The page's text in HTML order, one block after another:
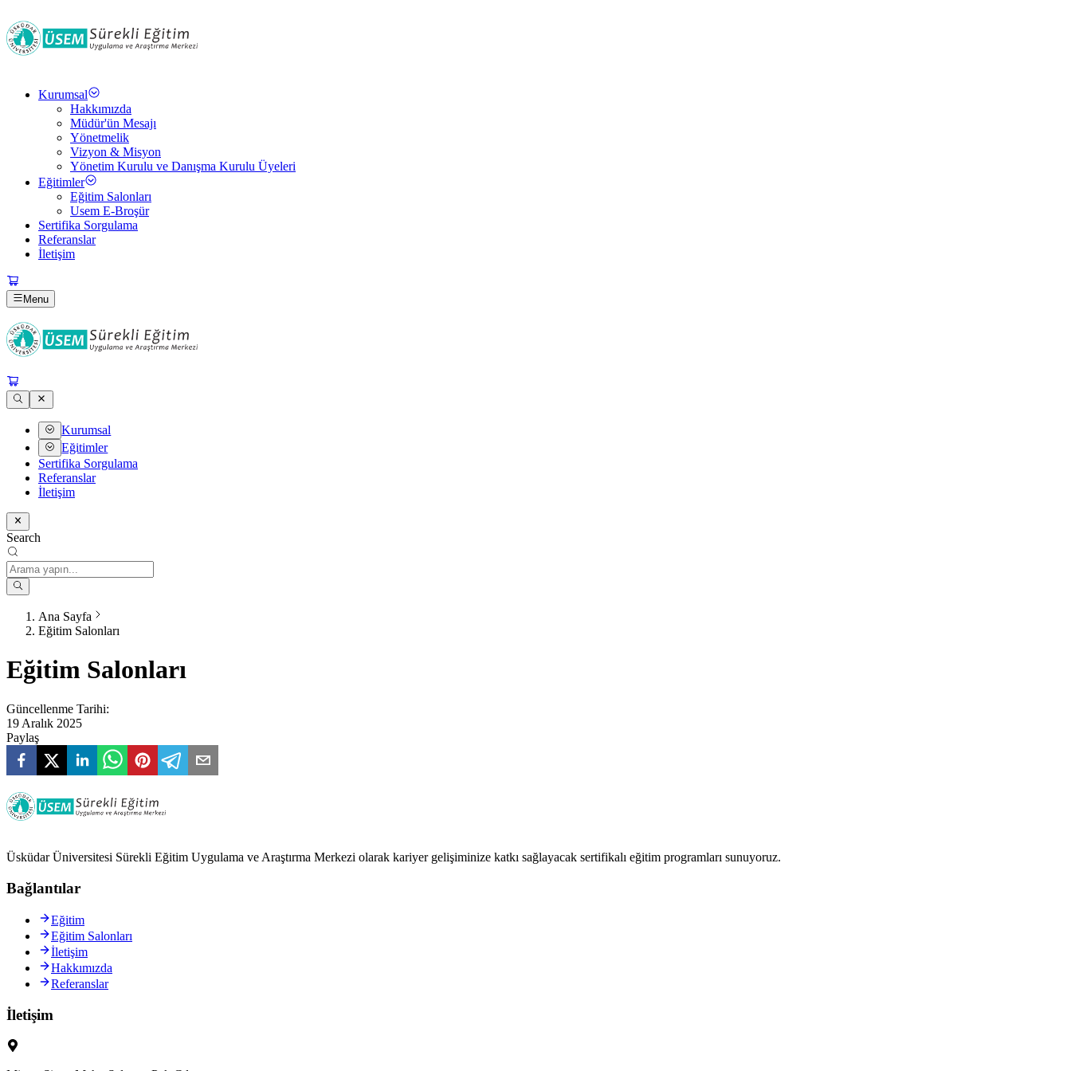
Kurumsal
Hakkımızda
Müdür'ün Mesajı
Yönetmelik
Vizyon & Misyon
Yönetim Kurulu ve Danışma Kurulu Üyeleri
Eğitimler
Eğitim Salonları
Usem E-Broşür
Sertifika Sorgulama
Referanslar
İletişim
Menu
Kurumsal
Eğitimler
Sertifika Sorgulama
Referanslar
İletişim
Search
Ana Sayfa
Eğitim Salonları
Eğitim Salonları
Güncellenme Tarihi:
19 Aralık 2025
Paylaş
Üsküdar Üniversitesi Sürekli Eğitim Uygulama ve Araştırma Merkezi olarak kariyer gelişiminize katkı sağlayacak sertifikalı eğitim programları sunuyoruz.
Bağlantılar
Eğitim
Eğitim Salonları
İletişim
Hakkımızda
Referanslar
İletişim